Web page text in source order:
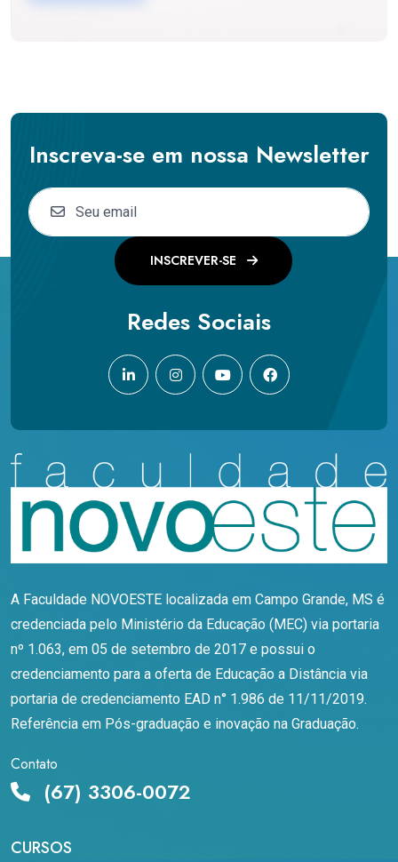
Inscreva-se em nossa Newsletter
INSCREVER-SE
Redes Sociais
A Faculdade NOVOESTE localizada em Campo Grande, MS é
credenciada pelo Ministério da Educação (MEC) via portaria
nº 1.063, em 05 de setembro de 2017 e possui o
credenciamento para a oferta de Educação a Distância via
portaria de credenciamento EAD n° 1.986 de 11/11/2019.
Referência em Pós-graduação e inovação na Graduação.
Contato
(67) 3306-0072
CURSOS